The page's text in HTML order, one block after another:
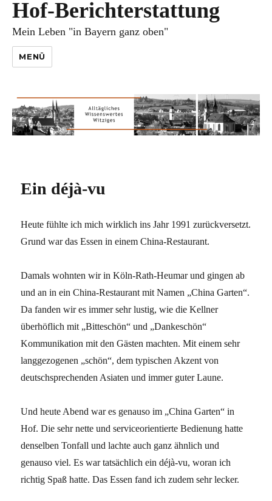
Hof-Berichterstattung
Mein Leben "in Bayern ganz oben"
MENÜ
Ein déjà-vu
Heute fühlte ich mich wirklich ins Jahr 1991 zurückversetzt.
Grund war das Essen in einem China-Restaurant.
Damals wohnten wir in Köln-Rath-Heumar und gingen ab
und an in ein China-Restaurant mit Namen „China Garten“.
Da fanden wir es immer sehr lustig, wie die Kellner
überhöflich mit „Bitteschön“ und „Dankeschön“
Kommunikation mit den Gästen machten. Mit einem sehr
langgezogenen „schön“, dem typischen Akzent von
deutschsprechenden Asiaten und immer guter Laune.
Und heute Abend war es genauso im „China Garten“ in
Hof. Die sehr nette und serviceorientierte Bedienung hatte
denselben Tonfall und lachte auch ganz ähnlich und
genauso viel. Es war tatsächlich ein déjà-vu, woran ich
richtig Spaß hatte. Das Essen fand ich zudem sehr lecker.